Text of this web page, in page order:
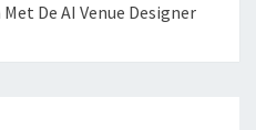
De AI Venue Designer